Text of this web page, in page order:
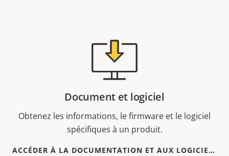
Document et logiciel
Obtenez les informations, le firmware et le logiciel
spécifiques à un produit.
ACCÉDER À LA DOCUMENTATION ET AUX LOGICIELS